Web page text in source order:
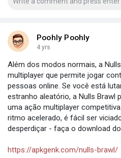
Poohly Poohly
4 yrs
Além dos modos normais, a
multiplayer que permite jogar
pessoas online. Se você está
estranho aleatório, a Nulls Brawl
uma ação multiplayer
ritmo acelerado, é fácil ser
desperdiçar - faça o download
https://apkgenk.com/nulls-brawl/